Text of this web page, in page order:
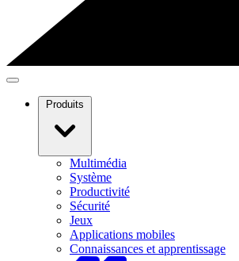
Produits
Multimédia
Système
Productivité
Sécurité
Jeux
Applications mobiles
Connaissances et apprentissage